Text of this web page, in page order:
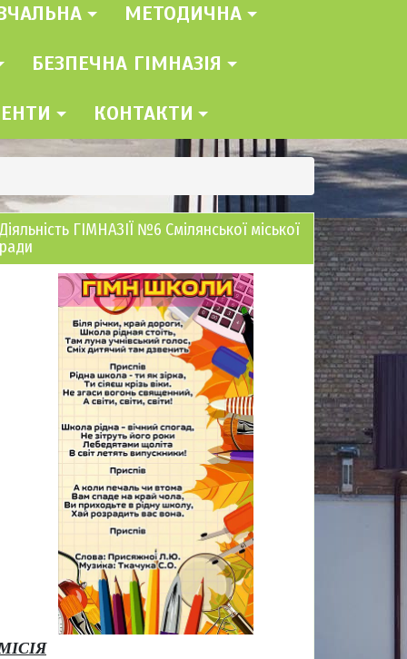
МЕТОДИЧНА
БЕЗПЕЧНА ГІМНАЗІЯ
КОНТАКТИ
Діяльність ГІМНАЗІЇ №6 Смілянської міської
ради